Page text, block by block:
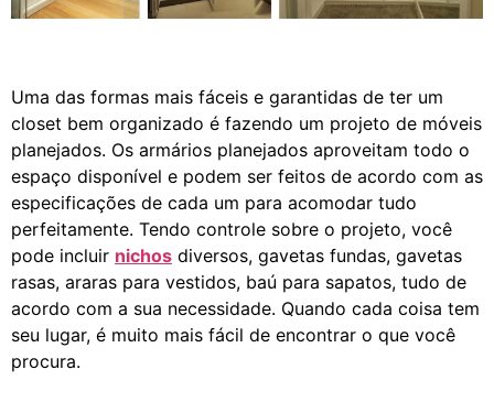
Uma das formas mais fáceis e garantidas de ter um
closet bem organizado é fazendo um projeto de móveis
planejados. Os armários planejados aproveitam todo o
espaço disponível e podem ser feitos de acordo com as
especificações de cada um para acomodar tudo
perfeitamente. Tendo controle sobre o projeto, você
pode incluir nichos diversos, gavetas fundas, gavetas
rasas, araras para vestidos, baú para sapatos, tudo de
acordo com a sua necessidade. Quando cada coisa tem
seu lugar, é muito mais fácil de encontrar o que você
procura.